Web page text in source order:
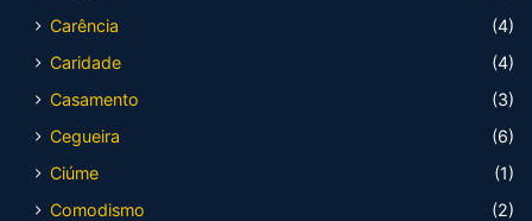
Carência
(4)
Caridade
(4)
Casamento
(3)
Cegueira
(6)
Ciúme
(1)
Comodismo
(2)